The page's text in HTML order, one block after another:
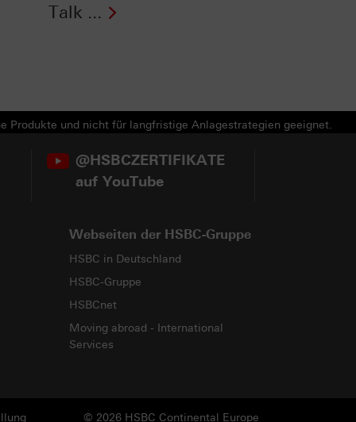
Talk ...
Produkte und nicht für langfristige Anlagestrategien geeignet.
@HSBCZERTIFIKATE
auf YouTube
Webseiten der HSBC-Gruppe
HSBC in Deutschland
HSBC-Gruppe
HSBCnet
Moving abroad - International
Services
© 2026 HSBC Continental Europe